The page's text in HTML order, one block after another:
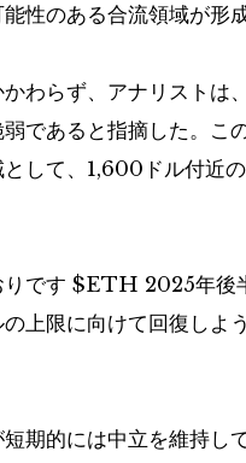
性のある合流領域が形
わらず、アナリストは
であると指摘した。こ
して、1,600ドル付近
です $ETH 2025年後
上限に向けて回復しよ
期的には中立を維持